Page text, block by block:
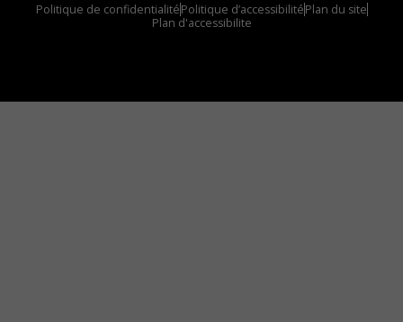
Politique de confidentialitéPolitique d’accessibilitéPlan du site
Plan d'accessibilite